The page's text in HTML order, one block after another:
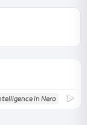
in Nero #